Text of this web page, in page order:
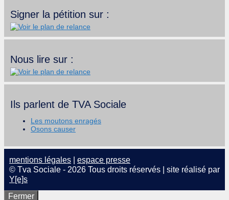
Signer la pétition sur :
Nous lire sur :
Ils parlent de TVA Sociale
Les moutons enragés
Osons causer
mentions légales
espace presse
© Tva Sociale - 2026 Tous droits réservés | site réalisé par
Y[e]s
Fermer